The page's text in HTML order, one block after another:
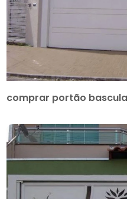
comprar portão